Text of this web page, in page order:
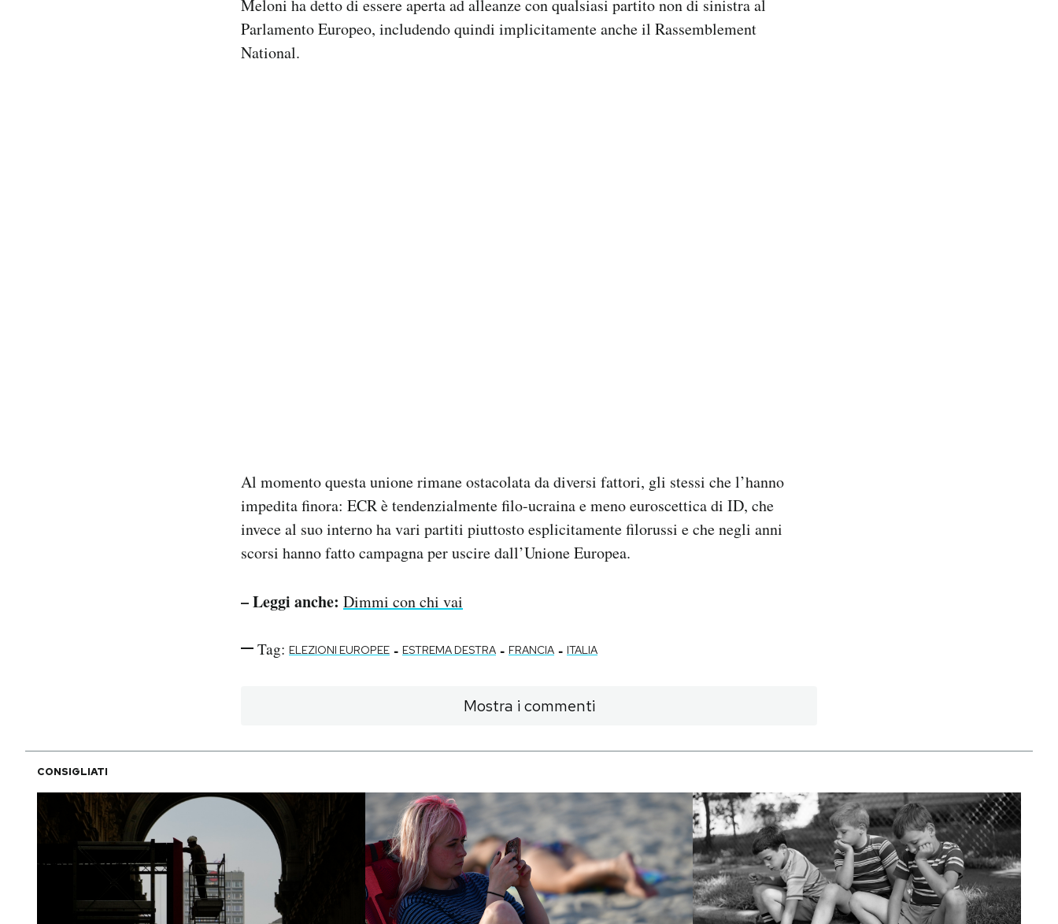
Meloni ha detto di essere aperta ad alleanze con qualsiasi partito non di sinistra al
Parlamento Europeo, includendo quindi implicitamente anche il Rassemblement
National.
Al momento questa unione rimane ostacolata da diversi fattori, gli stessi che l’hanno
impedita finora: ECR è tendenzialmente filo-ucraina e meno euroscettica di ID, che
invece al suo interno ha vari partiti piuttosto esplicitamente filorussi e che negli anni
scorsi hanno fatto campagna per uscire dall’Unione Europea.
– Leggi anche: Dimmi con chi vai
Tag: ELEZIONI EUROPEE - ESTREMA DESTRA - FRANCIA - ITALIA
Mostra i commenti
CONSIGLIATI